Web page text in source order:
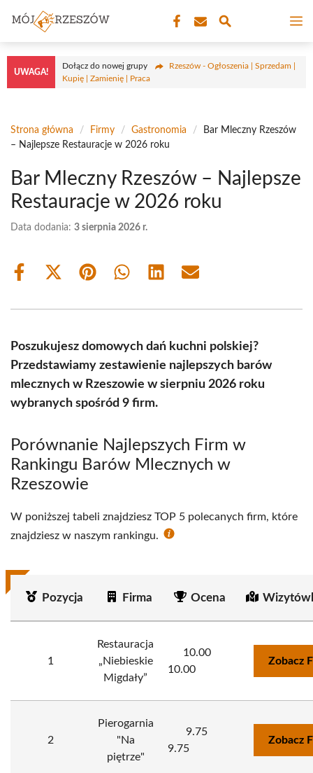
treści
UWAGA!
Dołącz do nowej grupy
Rzeszów - Ogłoszenia | Sprzedam |
Kupię | Zamienię | Praca
Strona główna / Firmy / Gastronomia /
Bar Mleczny Rzeszów
– Najlepsze Restauracje w 2026 roku
Bar Mleczny Rzeszów – Najlepsze
Restauracje w 2026 roku
Data dodania: 3 sierpnia 2026 r.
Share
Share
(Twitter)
Share Share Share Share
Poszukujesz domowych dań kuchni polskiej?
Przedstawiamy zestawienie najlepszych barów
mlecznych w Rzeszowie w sierpniu 2026 roku
wybranych spośród 9 firm.
Porównanie Najlepszych Firm w
Rankingu Barów Mlecznych w
Rzeszowie
W poniższej tabeli znajdziesz TOP 5 polecanych firm, które
znajdziesz w naszym rankingu.
Pozycja Firma Ocena
1
Restauracja
„Niebieskie
Migdały”
10.00
10.00
Zobacz
2
Pierogarnia
"Na
piętrze"
9.75
9.75
Zobacz